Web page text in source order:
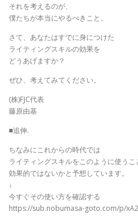
それを考えるのが、
僕たちが本当にやるべきこと。
さて、あなたはすでに身につけた
ライティングスキルの効果を
どうあげますか？
ぜひ、考えてみてください。
(株)FJC代表
藤原由基
■追伸.
ちなみにこれからの時代では
ライティングスキルをこのように使うこ
効果的ではないかと予想しています。
↓
今すぐその使い方を確認する
https://sub.nobumasa-goto.com/p/